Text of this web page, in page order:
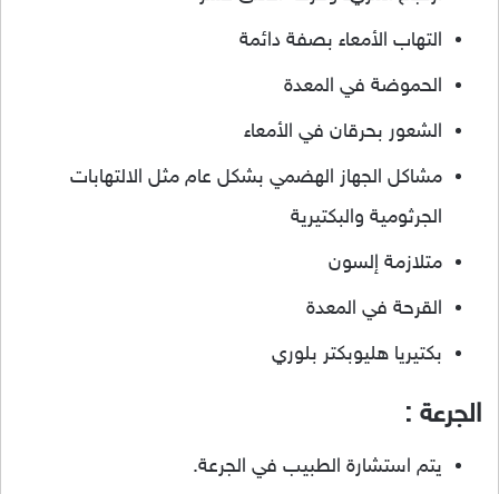
التهاب الأمعاء بصفة دائمة
الحموضة في المعدة
الشعور بحرقان في الأمعاء
مشاكل الجهاز الهضمي بشكل عام مثل الالتهابات
الجرثومية والبكتيرية
متلازمة إلسون
القرحة في المعدة
بكتيريا هليوبكتر بلوري
الجرعة :
يتم استشارة الطبيب في الجرعة.